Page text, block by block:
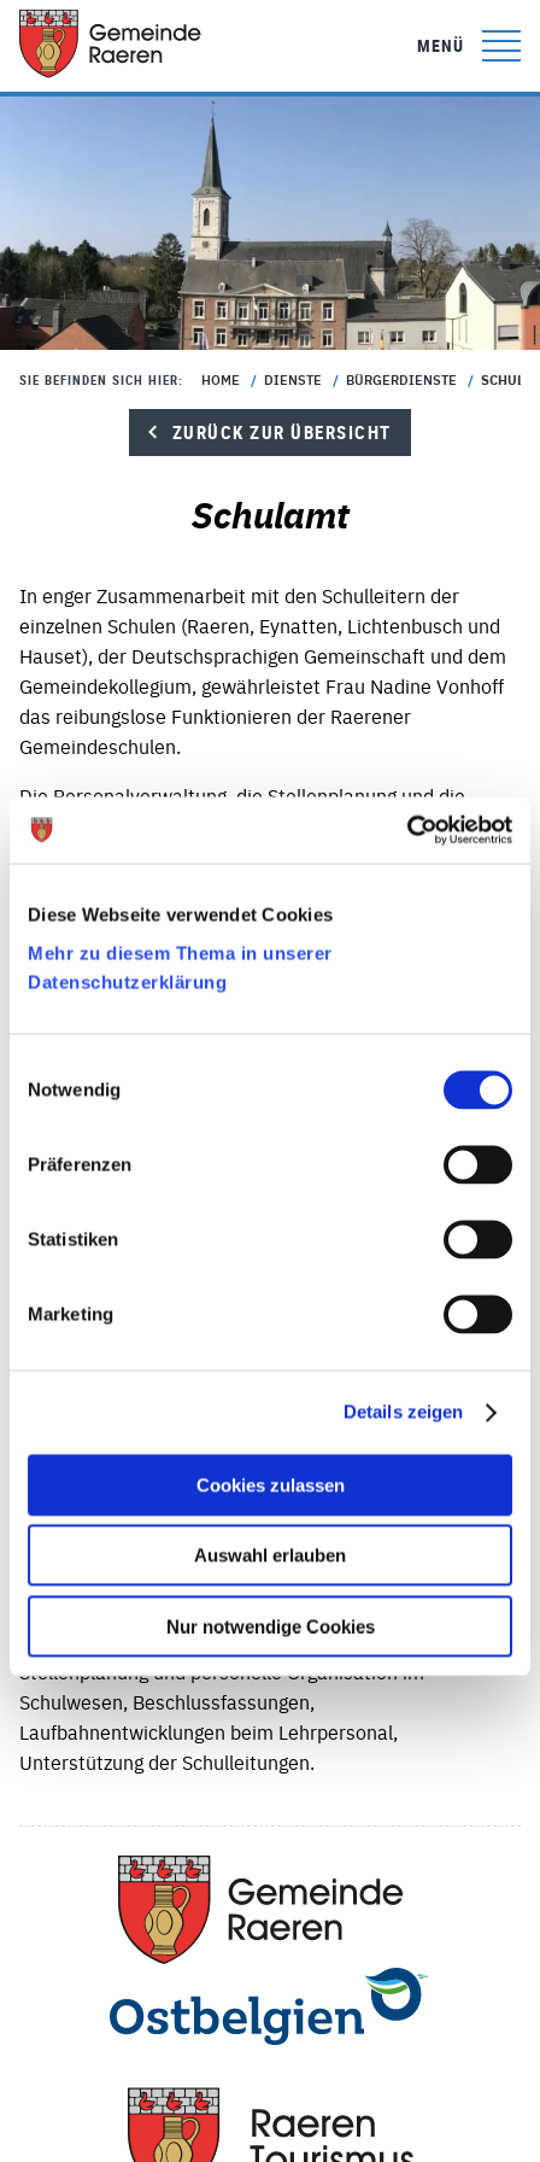
Diese Webseite verwendet Cookies
Mehr zu diesem Thema in unserer
Datenschutzerklärung
Notwendig
Präferenzen
Statistiken
Marketing
Details zeigen
Cookies zulassen
Auswahl erlauben
Nur notwendige Cookies
MENÜ
SIE BEFINDEN SICH HIER: HOME / DIENSTE / BÜRGERDIENSTE /
ZURÜCK ZUR ÜBERSICHT
Schulamt
In enger Zusammenarbeit mit den Schulleitern der
einzelnen Schulen (Raeren, Eynatten, Lichtenbusch und
Hauset), der Deutschsprachigen Gemeinschaft und dem
Gemeindekollegium, gewährleistet Frau Nadine Vonhoff
das reibungslose Funktionieren der Raerener
Gemeindeschulen.
Die Personalverwaltung, die Stellenplanung und die
personelle Organisation der laufenden Schuljahre
gehören zu den wichtigsten Aufgaben des Raerener
Öffnungszeiten
EMAIL
Nadine Vonhoff
Tel.:+32 (0)87/85 89 65
+32 (0)87/85 11 69
Email:schulen@raeren.be
Stellenplanung und personelle Organisation im
Schulwesen, Beschlussfassungen,
Laufbahnentwicklungen beim Lehrpersonal,
Unterstützung der Schulleitungen.